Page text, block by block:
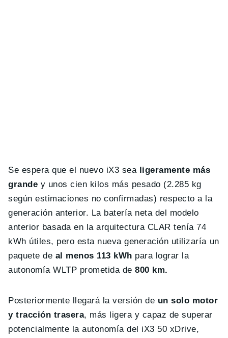
Se espera que el nuevo iX3 sea ligeramente más
grande y unos cien kilos más pesado (2.285 kg
según estimaciones no confirmadas) respecto a la
generación anterior. La batería neta del modelo
anterior basada en la arquitectura CLAR tenía 74
kWh útiles, pero esta nueva generación utilizaría un
paquete de al menos 113 kWh para lograr la
autonomía WLTP prometida de800 km.
Posteriormente llegará la versión de un solo motor
y tracción trasera, más ligera y capaz de superar
potencialmente la autonomía del iX3 50 xDrive,